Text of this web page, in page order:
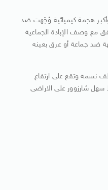
هجمة كيميائية وُجّهت ضد
مع وصف الإبادة الجماعية
ضد جماعة أو عرق بعينه
عدد سكان حلبجة حوالي 100 الف نسمة وتقع على ارتفاع
سهل شارزوور على الاراضى